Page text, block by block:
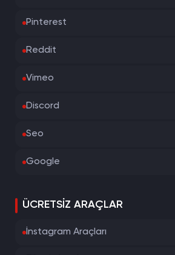
Pinterest
Reddit
Vimeo
Discord
Seo
Google
ÜCRETSIZ ARAÇLAR
İnstagram Araçları